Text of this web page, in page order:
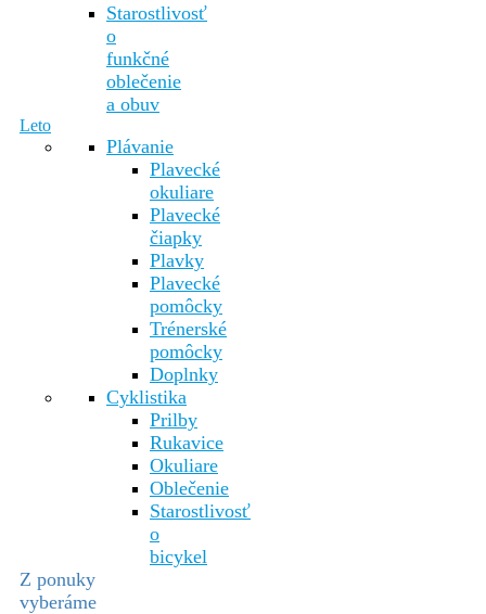
Starostlivosť
o
funkčné
oblečenie
a obuv
Leto
Plávanie
Plavecké
okuliare
Plavecké
čiapky
Plavky
Plavecké
pomôcky
Trénerské
pomôcky
Doplnky
Cyklistika
Prilby
Rukavice
Okuliare
Oblečenie
Starostlivosť
o
bicykel
Z ponuky
vyberáme